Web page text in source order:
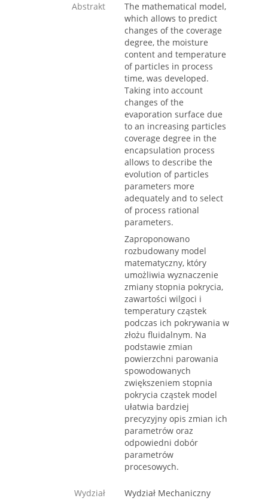
Abstrakt
The mathematical model,
which allows to predict
changes of the coverage
degree, the moisture
content and temperature
of particles in process
time, was developed.
Taking into account
changes of the
evaporation surface due
to an increasing particles
coverage degree in the
encapsulation process
allows to describe the
evolution of particles
parameters more
adequately and to select
of process rational
parameters.
Zaproponowano
rozbudowany model
matematyczny, który
umożliwia wyznaczenie
zmiany stopnia pokrycia,
zawartości wilgoci i
temperatury cząstek
podczas ich pokrywania w
złożu fluidalnym. Na
podstawie zmian
powierzchni parowania
spowodowanych
zwiększeniem stopnia
pokrycia cząstek model
ułatwia bardziej
precyzyjny opis zmian ich
parametrów oraz
odpowiedni dobór
parametrów
procesowych.
Wydział Wydział Mechaniczny